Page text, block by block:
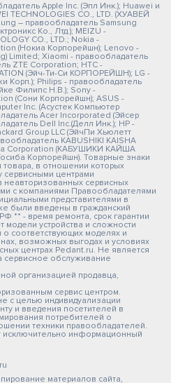
Apple Inc. (Эпл Инк.); Huawei и
TECHNOLOGIES CO., LTD. (ХУАВЕЙ
– правообладатель Samsung
Ко., Лтд.); MEIZU -
CO., LTD.; Nokia -
(Нокиа Корпорейшн); Lenovo -
Limited; Xiaomi - правообладатель
ZTE Corporation; HTC -
(Эйч-Ти-Си КОРПОРЕЙШН); LG -
Корп.); Philips - правообладатель
Филипс Н.В.); Sony -
(Сони Корпорейшн); ASUS -
Inc. (Асустек Компьютер
Acer Incorporated (Эйсер
Dell Inc.(Делл Инк.); HP -
Group LLC (ЭйчПи Хьюлетт
KABUSHIKI KAISHA
Corporation (КАБУШИКИ КАЙША
Корпорейшн). Товарные знаки
товара, в отношении которых
сервисными центрами
неавторизованных сервисных
с компаниями Правообладателями
представителями в
были введены в гражданский
** - время ремонта, срок гарантии
модели устройства и сложности
соответствующих моделях и
возможных выгодах и условиях
центрах Pedant.ru. Не является
обслуживание
организацией продавца,
сервис центром.
с целью индивидуализации
и введения посетителей в
потребителей о
техники правообладателей.
исключительно информационный
материалов сайта,